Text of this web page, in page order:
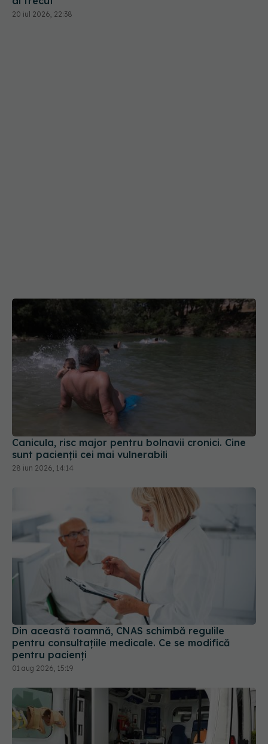
Canicula, risc major pentru bolnavii cronici. Cine
28 iun 2026, 14:14
Din această toamnă, CNAS schimbă regulile
pentru consultațiile medicale. Ce se modifică
pentru pacienți
01 aug 2026, 15:19